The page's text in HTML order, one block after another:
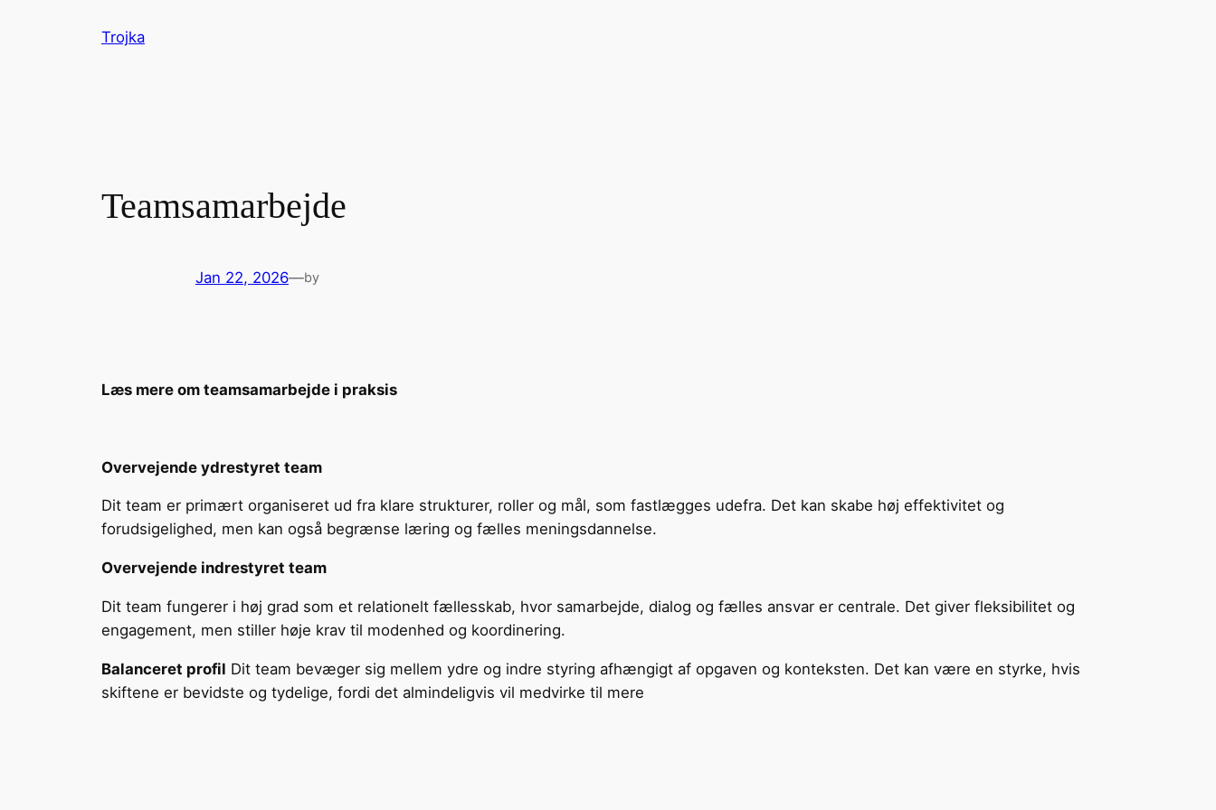
Trojka
Teamsamarbejde
Jan 22, 2026—by
Læs mere om teamsamarbejde i praksis
Overvejende ydrestyret team
Dit team er primært organiseret ud fra klare strukturer, roller og mål, som fastlægges udefra. Det kan skabe høj effektivitet og
forudsigelighed, men kan også begrænse læring og fælles meningsdannelse.
Overvejende indrestyret team
Dit team fungerer i høj grad som et relationelt fællesskab, hvor samarbejde, dialog og fælles ansvar er centrale. Det giver fleksibilitet og
engagement, men stiller høje krav til modenhed og koordinering.
Balanceret profil Dit team bevæger sig mellem ydre og indre styring afhængigt af opgaven og konteksten. Det kan være en styrke, hvis
skiftene er bevidste og tydelige, fordi det almindeligvis vil medvirke til mere